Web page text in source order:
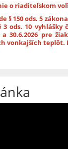
o riaditeľskom
§ 150 ods. 5
3 ods. 10
a 30.6.2026 pre
vonkajších teplôt.